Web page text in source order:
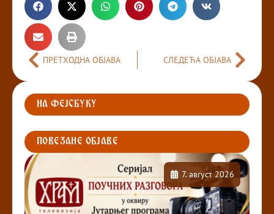
ПРЕТХОДНА ОБЈАВА СЛЕДЕЋА ОБЈАВА
НА ФЕЈСБУКУ
ПОВЕЗАНЕ ОБЈАВЕ
7. август 2026